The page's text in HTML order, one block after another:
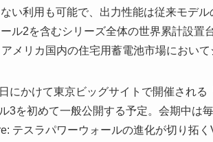
い利用も可能で、出力性能は従来モデ
ル2を含むシリーズ全体の世界累計設
メリカ国内の住宅用蓄電池市場において
にかけて東京ビッグサイトで開催される
3を初めて一般公開する予定。会期中は
テスラパワーウォールの進化が切り拓